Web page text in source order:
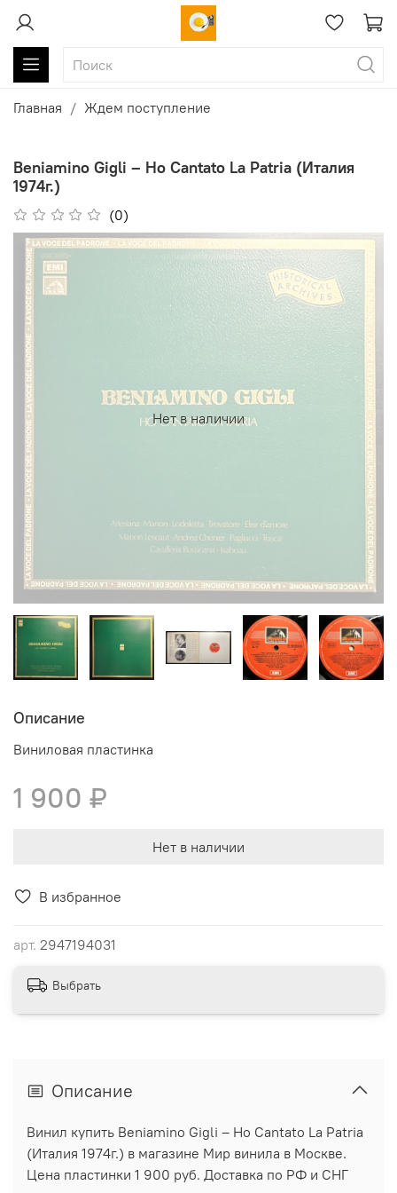
Главная Ждем поступление
Beniamino Gigli ‎– Ho Cantato La Patria (Италия
1974г.)
(0)
В избранное
арт. 2947194031
Нет в наличии
Описание
Виниловая пластинка
1 900 ₽
Нет в наличии
Выбрать
Описание
Винил купить Beniamino Gigli ‎– Ho Cantato La Patria
(Италия 1974г.) в магазине Мир винила в Москве.
Цена пластинки 1 900 руб. Доставка по РФ и СНГ